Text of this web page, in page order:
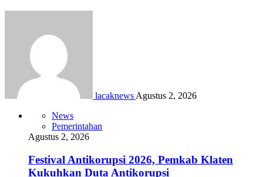
lacaknews Agustus 2, 2026
News
Pemerintahan
Agustus 2, 2026
Festival Antikorupsi 2026, Pemkab Klaten
Kukuhkan Duta Antikorupsi